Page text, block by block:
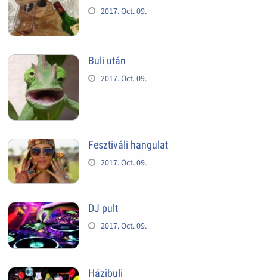
2017. Oct. 09.
Buli után
2017. Oct. 09.
Fesztiváli hangulat
2017. Oct. 09.
DJ pult
2017. Oct. 09.
Házibuli